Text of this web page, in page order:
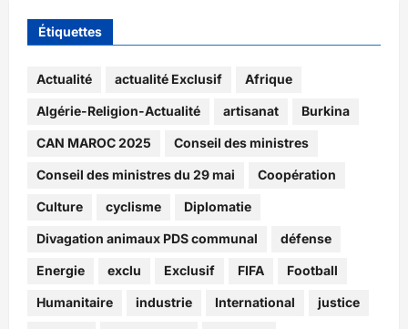
Étiquettes
Actualité actualité Exclusif Afrique
Algérie-Religion-Actualité artisanat Burkina
CAN MAROC 2025 Conseil des ministres
Conseil des ministres du 29 mai Coopération
Culture cyclisme Diplomatie
Divagation animaux PDS communal défense
Energie exclu Exclusif FIFA Football
Humanitaire industrie International justice